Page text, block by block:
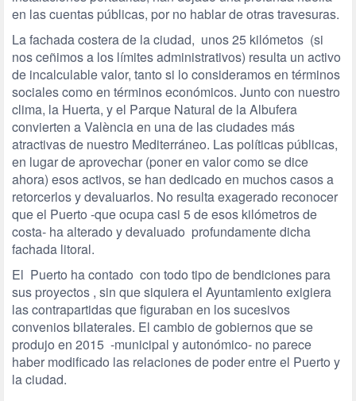
en las cuentas públicas, por no hablar de otras travesuras.
La fachada costera de la ciudad, unos 25 kilómetos (si
nos ceñimos a los límites administrativos) resulta un activo
de incalculable valor, tanto si lo consideramos en términos
sociales como en términos económicos. Junto con nuestro
clima, la Huerta, y el Parque Natural de la Albufera
convierten a València en una de las ciudades más
atractivas de nuestro Mediterráneo. Las políticas públicas,
en lugar de aprovechar (poner en valor como se dice
ahora) esos activos, se han dedicado en muchos casos a
retorcerlos y devaluarlos. No resulta exagerado reconocer
que el Puerto -que ocupa casi 5 de esos kilómetros de
costa- ha alterado y devaluado profundamente dicha
fachada litoral.
El Puerto ha contado con todo tipo de bendiciones para
sus proyectos , sin que siquiera el Ayuntamiento exigiera
las contrapartidas que figuraban en los sucesivos
convenios bilaterales. El cambio de gobiernos que se
produjo en 2015 -municipal y autonómico- no parece
haber modificado las relaciones de poder entre el Puerto y
la ciudad.